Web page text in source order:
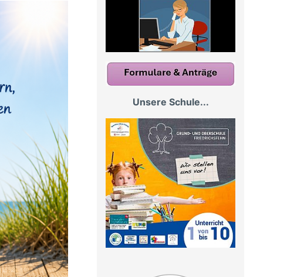
Unsere Schule...